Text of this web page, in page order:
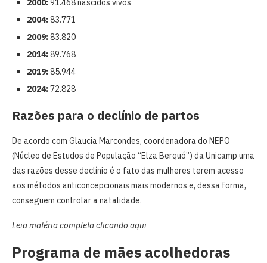
2000:91.468 nascidos vivos
2004:83.771
2009:83.820
2014:89.768
2019:85.944
2024:72.828
Razões para o declínio de partos
De acordo com Glaucia Marcondes, coordenadora do NEPO
(Núcleo de Estudos de População “Elza Berquó”) da Unicamp uma
das razões desse declínio é o fato das mulheres terem acesso
aos métodos anticoncepcionais mais modernos e, dessa forma,
conseguem controlar a natalidade.
Leia matéria completa clicando aqui
Programa de mães acolhedoras